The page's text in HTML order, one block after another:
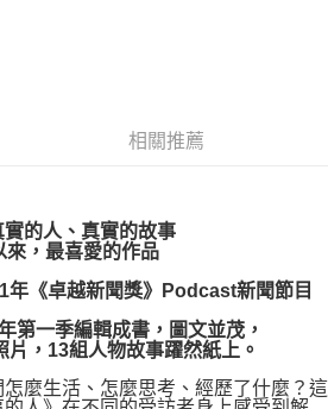
含以上)免運費
相關推薦
的人、真實的故事
來，最喜愛的作品
年《卓越新聞獎》Podcast新聞節目
第一季編輯成書，圖文並茂，
，13組人物故事躍然紙上。
生活、怎麼思考、經歷了什麼？這